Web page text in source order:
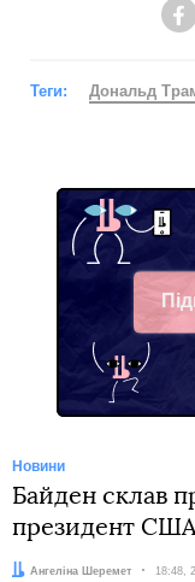
Теги: Дональд
Новини
Байден склав
президент США
Автор:
Ангеліна Шеремет Дата:
18:48,